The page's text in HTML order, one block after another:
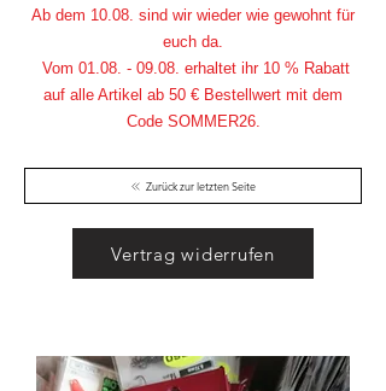
Zurück zur letzten Seite
Ab dem 10.08. sind wir wieder wie gewohnt für
euch da.
Vom 01.08. - 09.08. erhaltet ihr 10 % Rabatt
auf alle Artikel ab 50 € Bestellwert mit dem
Code SOMMER26.
Vertrag widerrufen